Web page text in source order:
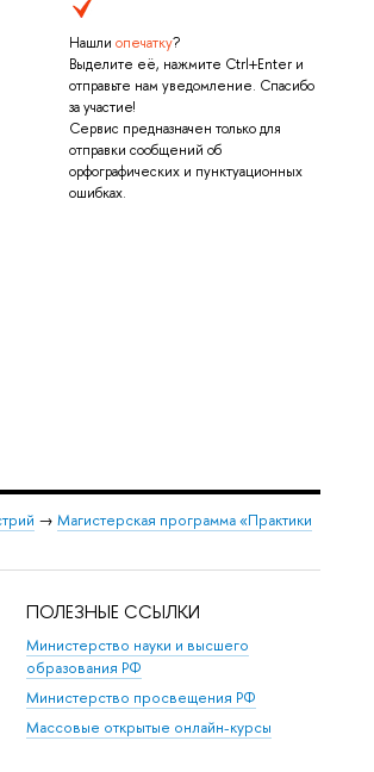
Нашли опечатку?
Выделите её, нажмите Ctrl+Enter и
отправьте нам уведомление. Спасибо
за участие!
Сервис предназначен только для
отправки сообщений об
орфографических и пунктуационных
ошибках.
→ Магистерская программа «Практики
ПОЛЕЗНЫЕ ССЫЛКИ
Министерство науки и высшего
образования РФ
Министерство просвещения РФ
Массовые открытые онлайн-курсы